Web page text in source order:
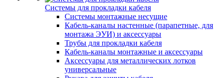
Системы для прокладки кабеля
Системы монтажные несущие
Кабель-каналы настенные (парапетные, для
монтажа ЭУИ) и аксессуары
Трубы для прокладки кабеля
Кабель-каналы монтажные и аксессуары
Аксессуары для металлических лотков
универсальные